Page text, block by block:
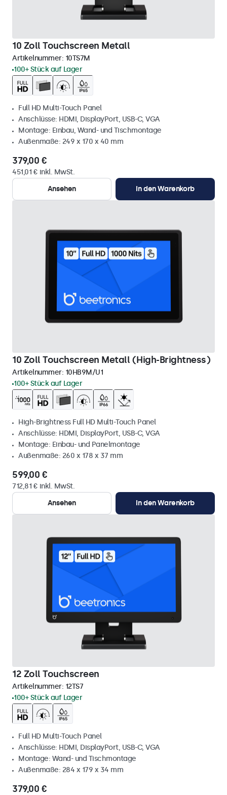
10 Zoll Touchscreen Metall
Artikelnummer: 10TS7M
100+ Stück auf Lager
Full HD Multi-Touch Panel
Anschlüsse: HDMI, DisplayPort, USB-C, VGA
Montage: Einbau, Wand- und Tischmontage
Außenmaße: 249 x 170 x 40 mm
379,00 €
451,01 € inkl. MwSt.
Ansehen
In den Warenkorb
10 Zoll Touchscreen Metall (High-Brightness)
Artikelnummer: 10HB9M/U1
100+ Stück auf Lager
High-Brightness Full HD Multi-Touch Panel
Anschlüsse: HDMI, DisplayPort, USB-C, VGA
Montage: Einbau- und Panelmontage
Außenmaße: 260 x 178 x 37 mm
599,00 €
712,81 € inkl. MwSt.
Ansehen
In den Warenkorb
12 Zoll Touchscreen
Artikelnummer: 12TS7
100+ Stück auf Lager
Full HD Multi-Touch Panel
Anschlüsse: HDMI, DisplayPort, USB-C, VGA
Montage: Wand- und Tischmontage
Außenmaße: 284 x 179 x 34 mm
379,00 €